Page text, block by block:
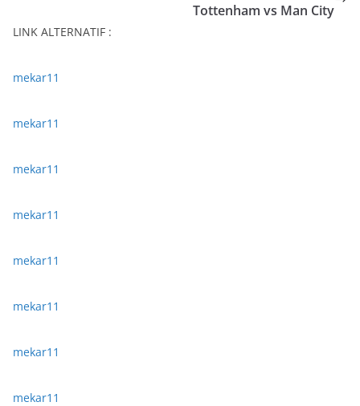
Tottenham vs Man City
LINK ALTERNATIF :
mekar11
mekar11
mekar11
mekar11
mekar11
mekar11
mekar11
mekar11